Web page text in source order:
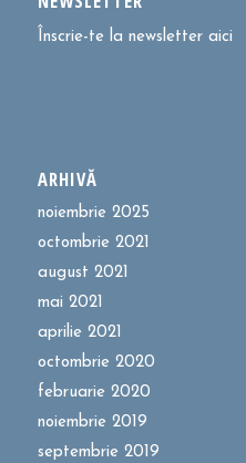
Înscrie-te la newsletter aici
ARHIVĂ
noiembrie 2025
octombrie 2021
august 2021
mai 2021
aprilie 2021
octombrie 2020
februarie 2020
noiembrie 2019
septembrie 2019